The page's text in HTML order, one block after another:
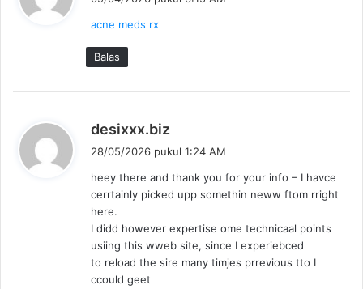
acne meds rx
Balas
desixxx.biz
k
a
28/05/2026 pukul 1:24 AM
heey there and thank you for your info – I havce
cerrtainly picked upp somethin neww ftom rright
here.
I didd however expertise ome technicaal points
usiing this wweb site, since I experiebced
to reload the sire many timjes prrevious tto I
ccould geet